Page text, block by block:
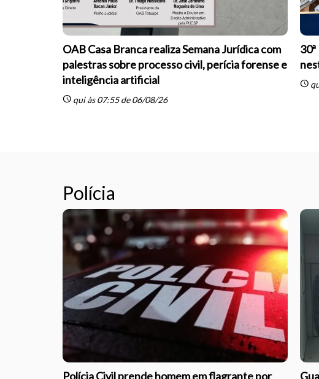
OAB Casa Branca realiza Semana Jurídica com
palestras sobre processo civil, perícia forense e
inteligência artificial
schedule qui às 07:55 de 06/08/26
schedule
Polícia
Polícia Civil prende homem em flagrante por